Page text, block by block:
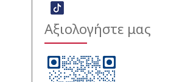
Αξιολογήστε μας